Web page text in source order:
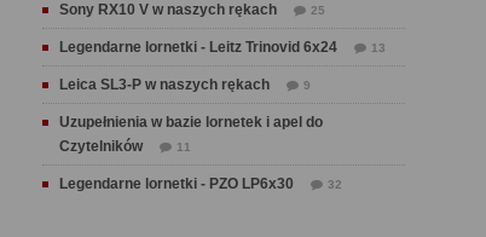
Sony RX10 V w naszych rękach 25
Legendarne lornetki - Leitz Trinovid 6x24 13
Leica SL3-P w naszych rękach 9
Uzupełnienia w bazie lornetek i apel do
Czytelników
11
Legendarne lornetki - PZO LP6x30 32